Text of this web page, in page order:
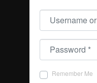
Username or Email
Password
Remember Me